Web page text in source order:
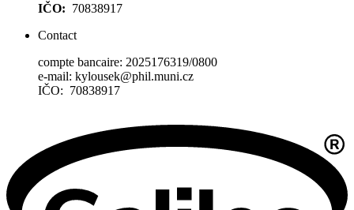
IČO: 70838917
Contact
compte bancaire: 2025176319/0800
e-mail: kylousek@phil.muni.cz
IČO: 70838917